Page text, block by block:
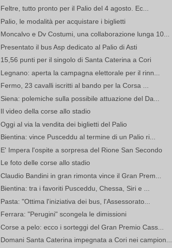
Feltre, tutto pronto per il Palio del 4 agosto. Ec...
Palio, le modalità per acquistare i biglietti
Moncalvo e Dv Costumi, una collaborazione lunga 10...
Presentato il bus Asp dedicato al Palio di Asti
15,56 punti per il singolo di Santa Caterina a Cori
Legnano: aperta la campagna elettorale per il rinn...
Fermo, 23 cavalli iscritti al bando per la Corsa ...
Siena: polemiche sulla possibile attuazione del Da...
Il video della corse allo stadio
Oggi al via la vendita dei biglietti del Palio
Bientina: vince Pusceddu al termine di un Palio ri...
E' Impera l'ospite a sorpresa del Rione San Secondo
Le foto delle corse allo stadio
Claudio Bandini in gran rimonta vince il Gran Prem...
Bientina: tra i favoriti Pusceddu, Chessa, Siri e ...
Pasta: "Ottima l'iniziativa dei bus, l'Assessorato...
Ferrara: "Perugini" scongela le dimissioni
Corse a pelo: ecco i sorteggi del Gran Premio Cass...
Domani Santa Caterina impegnata a Cori nei campion...